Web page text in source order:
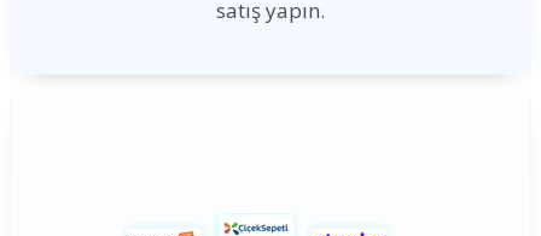
satış yapın.